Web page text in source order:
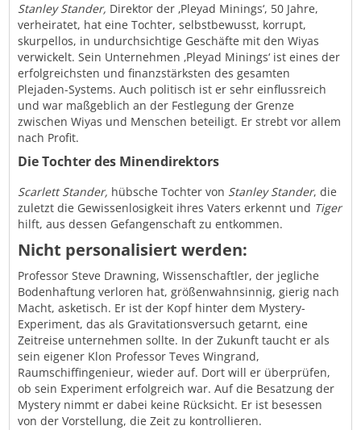
Stanley Stander, Direktor der ‚Pleyad Minings‘, 50 Jahre,
verheiratet, hat eine Tochter, selbstbewusst, korrupt,
skurpellos, in undurchsichtige Geschäfte mit den Wiyas
verwickelt. Sein Unternehmen ‚Pleyad Minings‘ ist eines der
erfolgreichsten und finanzstärksten des gesamten
Plejaden-Systems. Auch politisch ist er sehr einflussreich
und war maßgeblich an der Festlegung der Grenze
zwischen Wiyas und Menschen beteiligt. Er strebt vor allem
nach Profit.
Die Tochter des Minendirektors
Scarlett Stander, hübsche Tochter von Stanley Stander, die
zuletzt die Gewissenlosigkeit ihres Vaters erkennt und Tiger
hilft, aus dessen Gefangenschaft zu entkommen.
Nicht personalisiert werden:
Professor Steve Drawning, Wissenschaftler, der jegliche
Bodenhaftung verloren hat, größenwahnsinnig, gierig nach
Macht, asketisch. Er ist der Kopf hinter dem Mystery-
Experiment, das als Gravitationsversuch getarnt, eine
Zeitreise unternehmen sollte. In der Zukunft taucht er als
sein eigener Klon Professor Teves Wingrand,
Raumschiffingenieur, wieder auf. Dort will er überprüfen,
ob sein Experiment erfolgreich war. Auf die Besatzung der
Mystery nimmt er dabei keine Rücksicht. Er ist besessen
von der Vorstellung, die Zeit zu kontrollieren.